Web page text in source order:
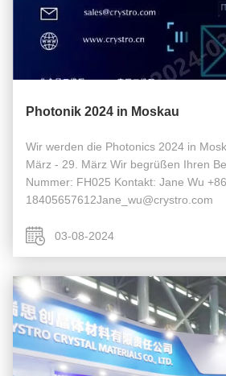
Photonik 2024 in Moskau
Wir werden die Photonics 2024 in
März - 29. März Wir begrüßen Ihren
Nummer: FH025 Kontakt: Jane Wu +86
18405657612Jane_wu@crystro.com
03-08-2024